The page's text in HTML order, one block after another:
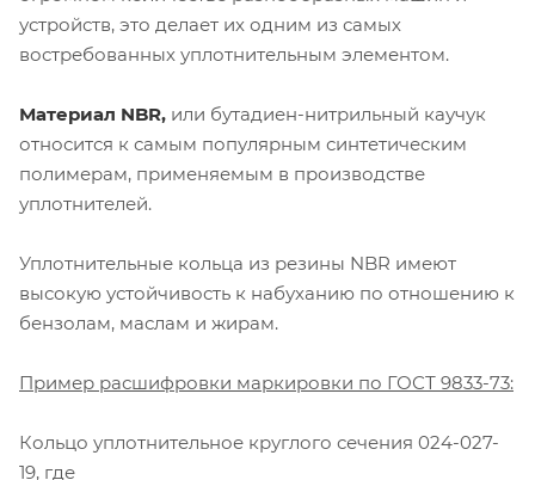
устройств, это делает их одним из самых
востребованных уплотнительным элементом.
Материал NBR, или бутадиен-нитрильный каучук
относится к самым популярным синтетическим
полимерам, применяемым в производстве
уплотнителей.
Уплотнительные кольца из резины NBR имеют
высокую устойчивость к набуханию по отношению к
бензолам, маслам и жирам.
Пример расшифровки маркировки по ГОСТ 9833-73:
Кольцо уплотнительное круглого сечения 024-027-
19, где